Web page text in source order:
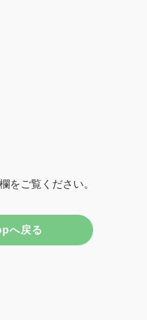
をご覧ください。
へ戻る